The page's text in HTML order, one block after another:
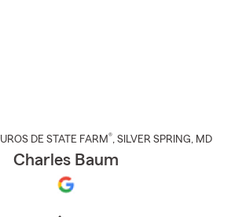
DE STATE FARM®, SILVER SPRING, MD
Charles Baum